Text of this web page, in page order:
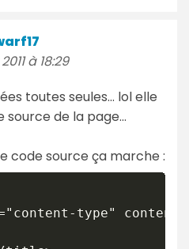
à 18:29
toutes seules... lol elle
de la page...
code source ça marche :
type"